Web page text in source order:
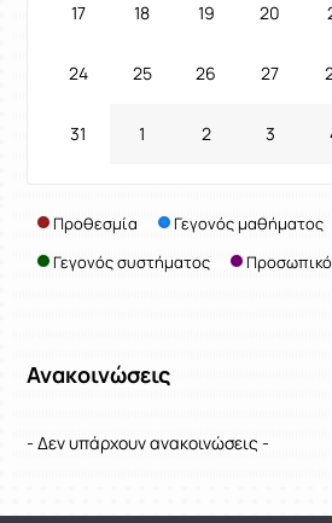
17 18 19 20
24 25 26 27
31 1 2 3
Προθεσμία
Γεγονός μαθήματος
Γεγονός συστήματος
Ανακοινώσεις
- Δεν υπάρχουν ανακοινώσεις -